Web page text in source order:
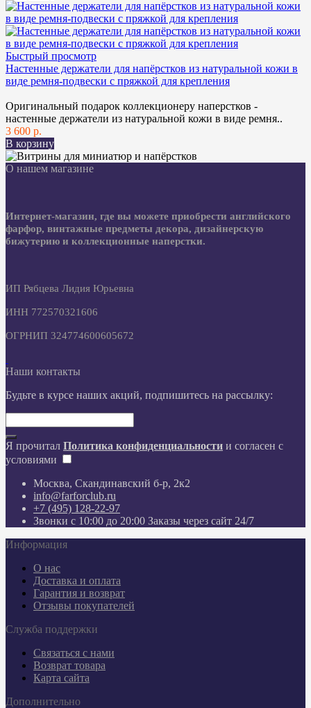
Быстрый просмотр
Настенные держатели для напёрстков из натуральной кожи в
виде ремня-подвески с пряжкой для крепления
Оригинальный подарок коллекционеру наперстков -
настенные держатели из натуральной кожи в виде ремня..
3 600 р.
В корзину
О нашем магазине
Интернет-магазин, где вы можете приобрести английского
фарфор, винтажные предметы декора, дизайнерскую
бижутерию и коллекционные наперстки.
ИП Рябцева Лидия Юрьевна
ИНН 772570321606
ОГРНИП 324774600605672
Наши контакты
Будьте в курсе наших акций, подпишитесь на рассылку:
Я прочитал Политика конфиденциальности и согласен с
условиями
Москва, Скандинавский б-р, 2к2
info@farforclub.ru
+7 (495) 128-22-97
Звонки c 10:00 до 20:00 Заказы через сайт 24/7
Информация
О нас
Доставка и оплата
Гарантия и возврат
Отзывы покупателей
Служба поддержки
Связаться с нами
Возврат товара
Карта сайта
Дополнительно